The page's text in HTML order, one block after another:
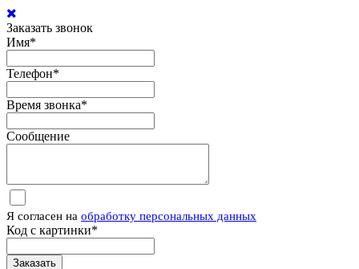
Заказать звонок
Имя*
Телефон*
Время звонка*
Сообщение
Я согласен на обработку персональных данных
Код с картинки*
Заказать